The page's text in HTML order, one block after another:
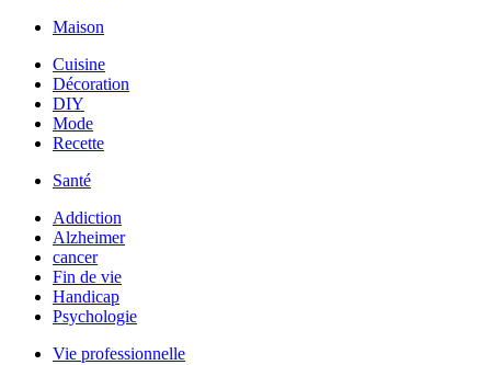
Maison
Cuisine
Décoration
DIY
Mode
Recette
Santé
Addiction
Alzheimer
cancer
Fin de vie
Handicap
Psychologie
Vie professionnelle